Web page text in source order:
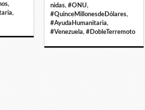
nidas, #ONU,
#QuinceMillonesdeDólares,
#AyudaHumanitaria,
#Venezuela, #DobleTerremoto
,
,